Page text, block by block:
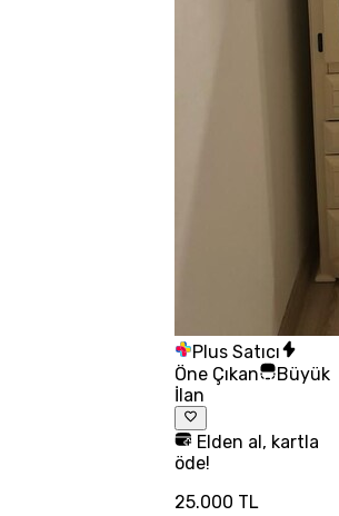
Plus Satıcı
Öne Çıkan
Büyük
İlan
Elden al, kartla
öde!
25.000 TL